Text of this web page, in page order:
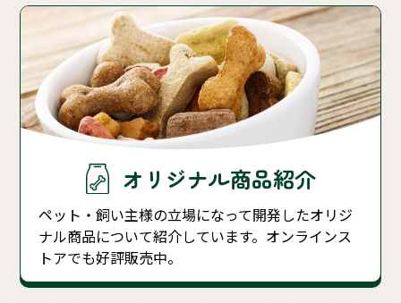
オリジナル商品紹介
ペット・飼い主様の立場になって開発したオリジ
ナル商品について紹介しています。オンラインス
トアでも好評販売中。